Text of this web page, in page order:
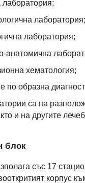
лаборатория;
лаборатория;
лаборатория;
анатомична
хематология;
по образна
са на
и на другите
блок
със 17
корпус